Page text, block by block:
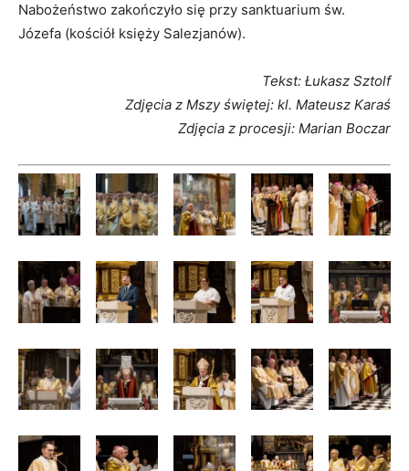
Nabożeństwo zakończyło się przy sanktuarium św.
Józefa (kościół księży Salezjanów).
Tekst: Łukasz Sztolf
Zdjęcia z Mszy świętej: kl. Mateusz Karaś
Zdjęcia z procesji: Marian Boczar